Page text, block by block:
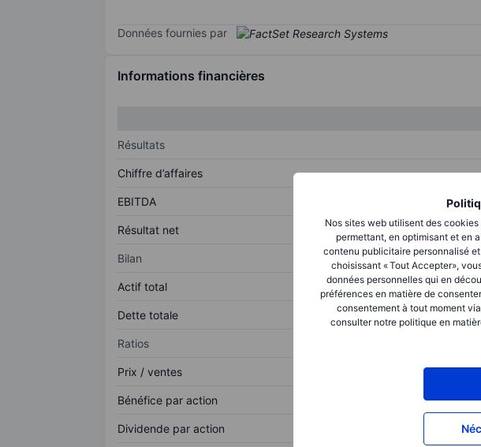
Nos sites web utilisent des
permettant, en optimisant et en
contenu publicitaire personnalisé
choisissant « Tout Accepter»,
données personnelles qui en
préférences en matière de
consentement à tout moment
consulter notre politique en
Données fournies par
Informations financières
Résultats
Chiffre d’affaires
EBITDA
Résultat net
Bilan
Actif total
Dette totale
Ratios
Prix / ventes
Bénéfice par action
Dividende par action